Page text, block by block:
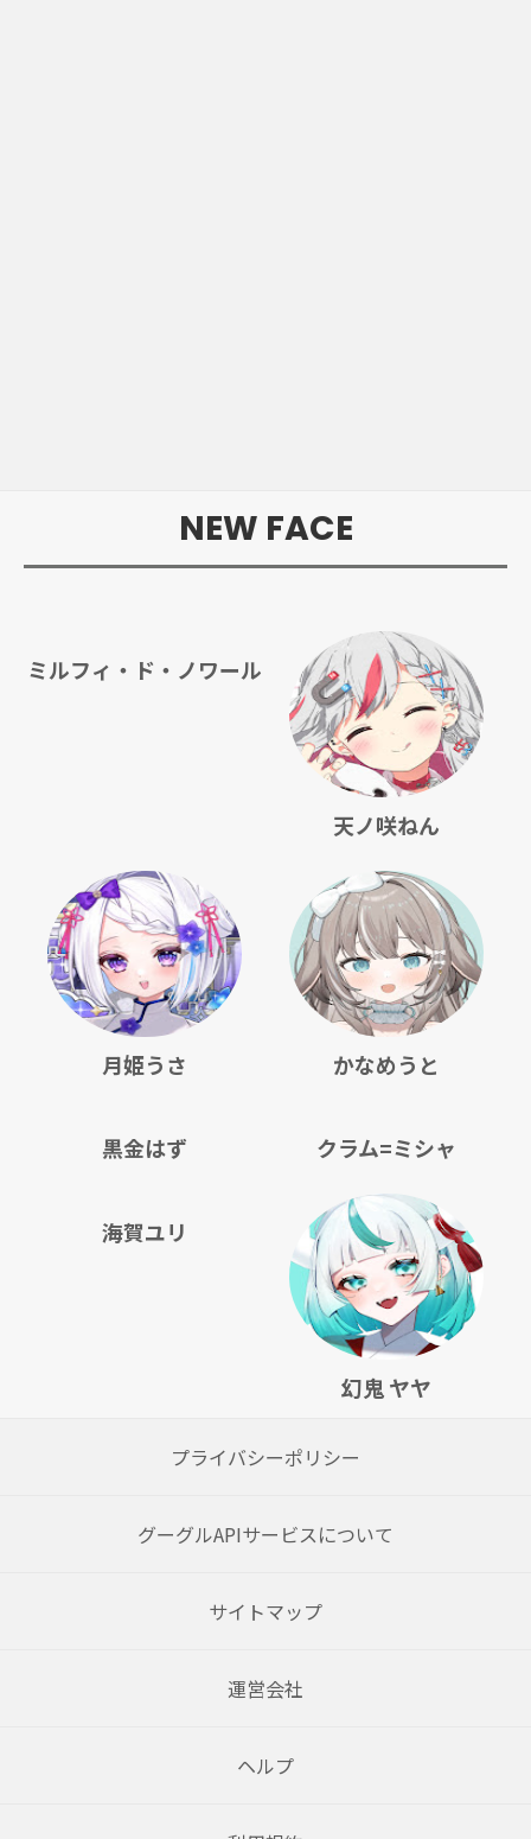
NEW FACE
ミルフィ・ド・ノワール
天ノ咲ねん
月姫うさ かなめうと
黒金はず クラム=ミシャ
海賀ユリ
幻鬼 ヤヤ
プライバシーポリシー
グーグルAPIサービスについて
サイトマップ
運営会社
ヘルプ